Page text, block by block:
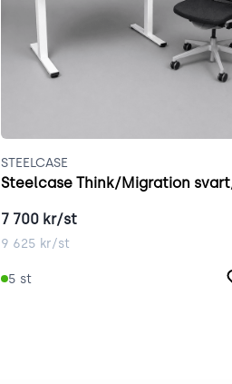
STEELCASE
Steelcase Think/Migration
7 700 kr/st
9 625 kr/st
5 st